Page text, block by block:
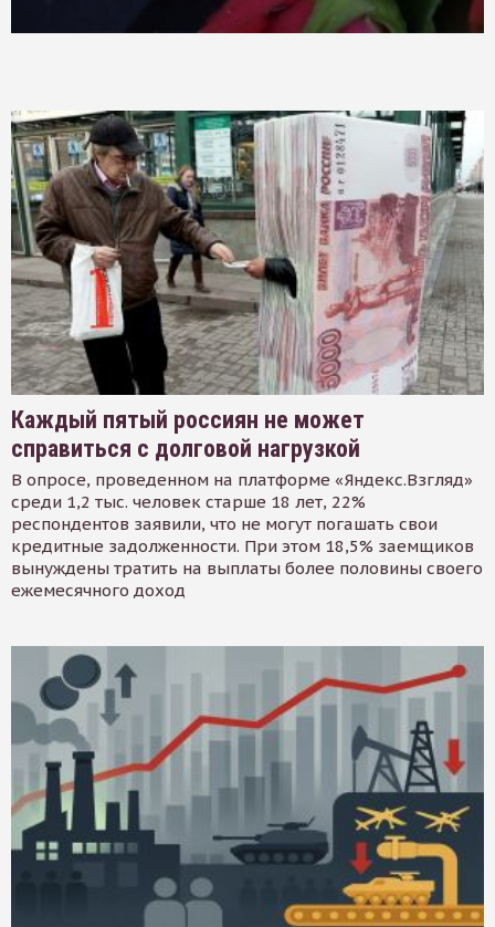
Каждый пятый россиян не может
справиться с долговой нагрузкой
В опросе, проведенном на платформе «Яндекс.Взгляд»
среди 1,2 тыс. человек старше 18 лет, 22%
респондентов заявили, что не могут погашать свои
кредитные задолженности. При этом 18,5% заемщиков
вынуждены тратить на выплаты более половины своего
ежемесячного доход